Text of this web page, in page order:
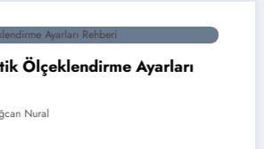
Gemini 3 ile Multimodal Yapay